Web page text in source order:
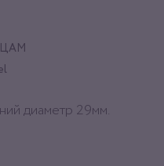
ЦАМ
диаметр 29мм.